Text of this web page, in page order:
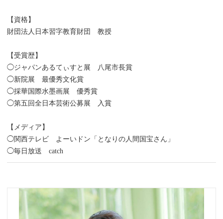
【資格】
財団法人日本習字教育財団 教授
【受賞歴】
◯ジャパンあるてぃすと展 八尾市長賞
◯新院展 最優秀文化賞
◯採華国際水墨画展 優秀賞
◯第五回全日本芸術公募展 入賞
【メディア】
◯関西テレビ よーいドン「となりの人間国宝さん」
◯毎日放送 catch